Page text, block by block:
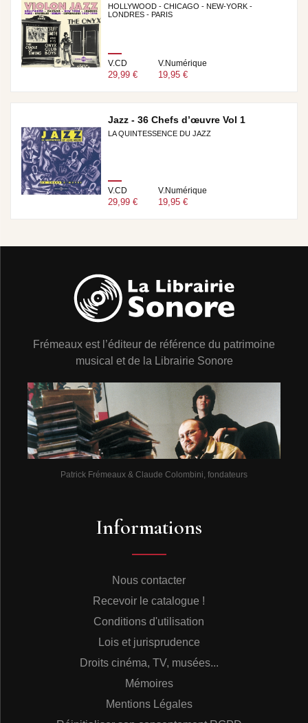
HOLLYWOOD - CHICAGO - NEW-YORK -
LONDRES - PARIS
V.CD
29,99 €
V.Numérique
19,95 €
Jazz - 36 Chefs d’œuvre Vol 1
LA QUINTESSENCE DU JAZZ
V.CD
29,99 €
V.Numérique
19,95 €
Frémeaux est l’éditeur de référence du patrimoine
musical et de la Librairie Sonore
Patrick Frémeaux & Claude Colombini, fondateurs
Informations
Nous contacter
Recevoir le catalogue !
Conditions d'utilisation
Lois et jurisprudence
Droits cinéma, TV, musées...
Mémoires
Mentions Légales